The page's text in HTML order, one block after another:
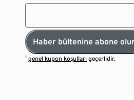
Haber bültenine abone
¹genel kupon koşulları geçerlidir.